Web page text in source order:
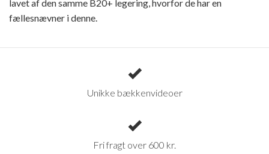
lavet af den samme B20+ legering, hvorfor de har en
fællesnævner i denne.
Unikke bækkenvideoer
Fri fragt over 600 kr.